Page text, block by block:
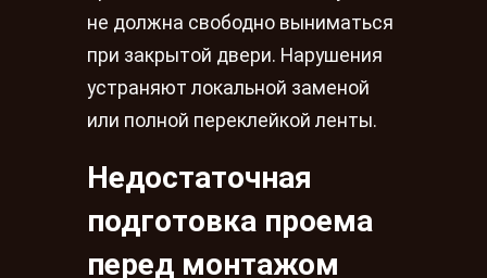
не должна свободно выниматься
при закрытой двери. Нарушения
устраняют локальной заменой
или полной переклейкой ленты.
Недостаточная
подготовка проема
перед монтажом